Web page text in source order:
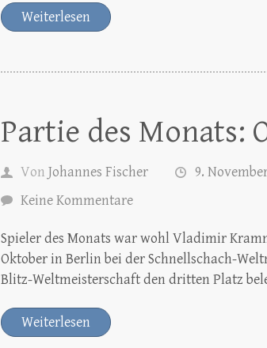
Weiterlesen
Partie des Monats:
Von Johannes Fischer 9.
Keine Kommentare
Spieler des Monats war wohl Vladimir
Oktober in Berlin bei der Schnellschach-
Blitz-Weltmeisterschaft den dritten Platz
Weiterlesen